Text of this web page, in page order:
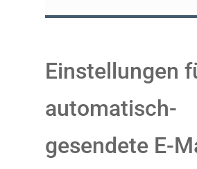
Einstellungen
automatisch-
gesendete E-